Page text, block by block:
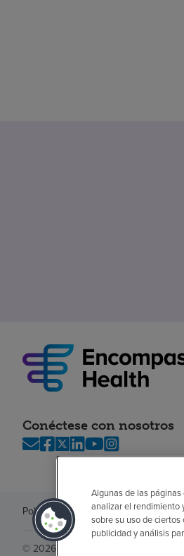
Conéctese con nosotros
Política de privacidadLegalSin
© 2026 Encompass Health
Algunas de las
analizar el rendimiento
sobre su uso de
publicidad y análisis